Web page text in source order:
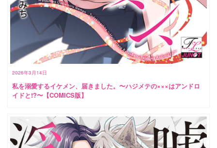
2026年3月14日
私を溺愛するイケメン、届きました。〜ハジメテの×××はアンドロ
イドと!?〜【COMICS版】